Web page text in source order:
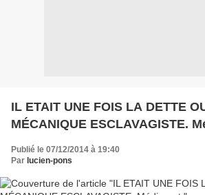
IL ETAIT UNE FOIS LA DETTE
MÉCANIQUE ESCLAVAGISTE.
Publié le 07/12/2014 à 19:40
Par lucien-pons